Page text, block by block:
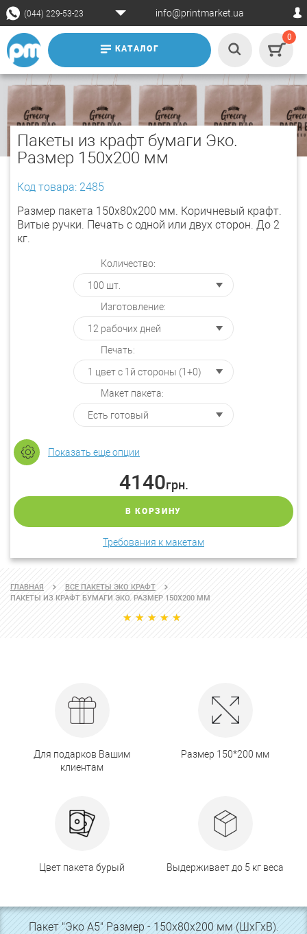
(044) 229-53-23 info@printmarket.ua
КАТАЛОГ
0
Пакеты из крафт бумаги Эко.
Размер 150х200 мм
Код товара: 2485
Размер пакета 150х80х200 мм. Коричневый крафт.
Витые ручки. Печать с одной или двух сторон. До 2
кг.
Количество:
Изготовление:
Печать:
Макет пакета:
Показать еще опции
4140грн.
В КОРЗИНУ
Требования к макетам
ГЛАВНАЯ
ВСЕ ПАКЕТЫ ЭКО КРАФТ
ПАКЕТЫ ИЗ КРАФТ БУМАГИ ЭКО. РАЗМЕР 150Х200 ММ
Для подарков Вашим
клиентам
Размер 150*200 мм
Цвет пакета бурый Выдерживает до 5 кг веса
Пакет "Эко А5" Размер - 150х80х200 мм (ШхГхВ).